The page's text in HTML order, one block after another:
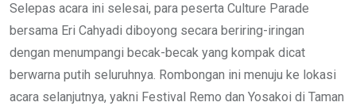
Selepas acara ini selesai, para peserta Culture Parade
bersama Eri Cahyadi diboyong secara beriring-iringan
dengan menumpangi becak-becak yang kompak dicat
berwarna putih seluruhnya. Rombongan ini menuju ke lokasi
acara selanjutnya, yakni Festival Remo dan Yosakoi di Taman